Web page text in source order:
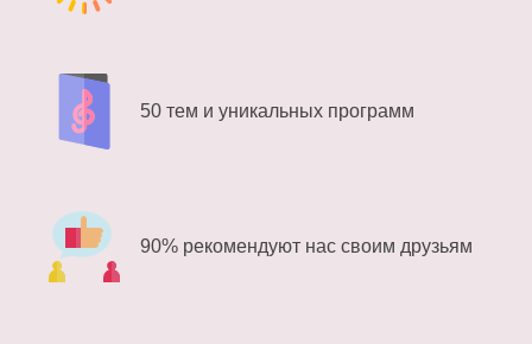
50 тем и уникальных программ
90% рекомендуют нас своим друзьям